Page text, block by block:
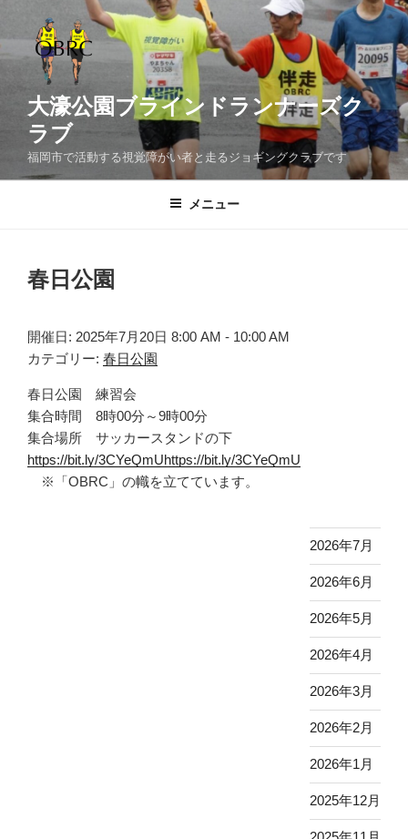
テ
ッ
大濠公園ブラインドランナーズク
ラブ
福岡市で活動する視覚障がい者と走るジョギングクラブです
メニュー
春日公園
開催日: 2025年7月20日 8:00 AM - 10:00 AM
カテゴリー: 春日公園
春日公園 練習会
集合時間 8時00分～9時00分
集合場所 サッカースタンドの下
https://bit.ly/3CYeQmUhttps://bit.ly/3CYeQmU
※「OBRC」の幟を立てています。
2026年7月
2026年6月
2026年5月
2026年4月
2026年3月
2026年2月
2026年1月
2025年12月